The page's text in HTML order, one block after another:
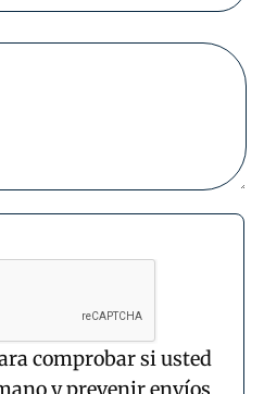
comprobar si usted
y prevenir envíos